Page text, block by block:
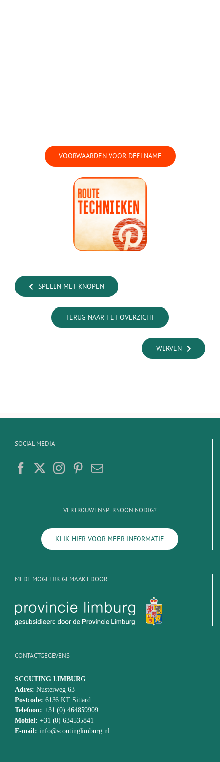
VOORWAARDEN VOOR DEELNAME
SPELEN MET KNOPEN
TERUG NAAR HET OVERZICHT
WERVEN
SOCIAL MEDIA
VERTROUWENSPERSOON NODIG?
KLIK HIER VOOR MEER INFORMATIE
MEDE MOGELIJK GEMAAKT DOOR:
CONTACTGEGEVENS
SCOUTING LIMBURG
Adres: Nusterweg 63
Postcode: 6136 KT Sittard
Telefoon: +31 (0) 464859909
Mobiel: +31 (0) 634535841
E-mail: info@scoutinglimburg.nl